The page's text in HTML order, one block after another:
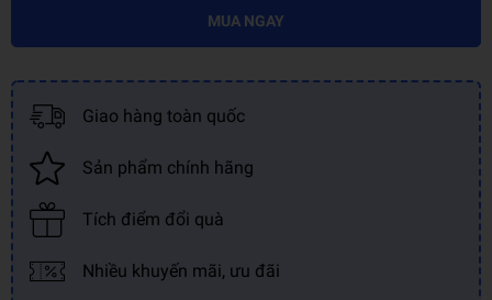
MUA NGAY
Giao hàng toàn quốc
Sản phẩm chính hãng
Tích điểm đổi quà
Nhiều khuyến mãi, ưu đãi